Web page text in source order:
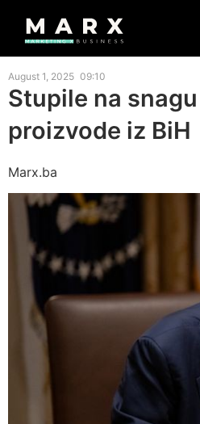
August 1, 2025 09:10
Stupile na
proizvode iz BiH
Marx.ba